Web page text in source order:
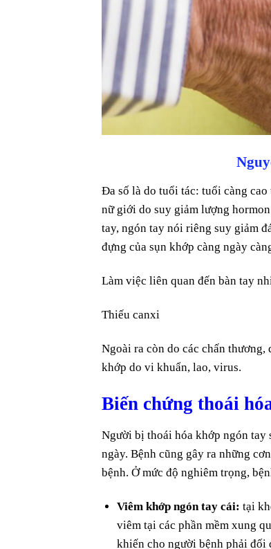
Đa số là do tuổi tác: tuổi càng
nữ giới do suy giảm lượng
tay, ngón tay nói riêng suy giảm
đựng của sụn khớp càng ngày
Làm việc liên quan đến bàn tay
Thiếu canxi
Ngoài ra còn do các chấn
khớp do vi khuẩn, lao, virus.
Biến chứng thoái
Người bị thoái hóa khớp ngón tay
ngày. Bệnh cũng gây ra những
bệnh. Ở mức độ nghiêm trọng,
Viêm khớp ngón tay cái: tại
viêm tại các phần mềm xung
khiến cho người bệnh phải